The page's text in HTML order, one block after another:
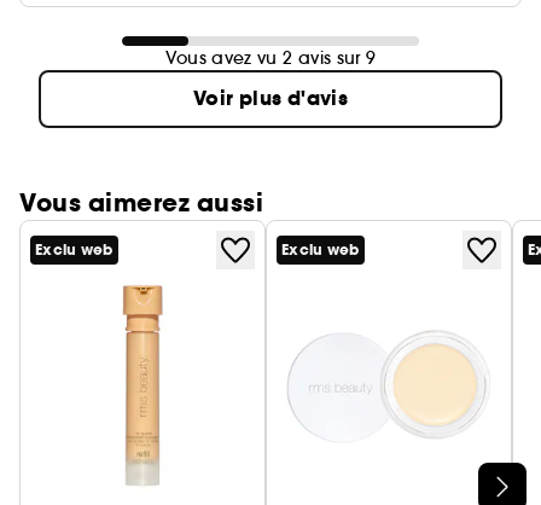
Vous avez vu 2 avis sur 9
Voir plus d'avis
Vous aimerez aussi
Ignorer le carrousel produits
Exclu web Exclu web